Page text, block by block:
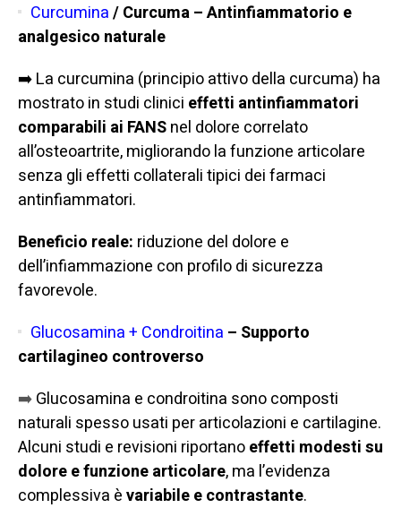
Curcumina/ Curcuma – Antinfiammatorio e
analgesico naturale
➡️ La curcumina (principio attivo della curcuma) ha
mostrato in studi clinici effetti antinfiammatori
comparabili ai FANSnel dolore correlato
all’osteoartrite, migliorando la funzione articolare
senza gli effetti collaterali tipici dei farmaci
antinfiammatori.
Beneficio reale: riduzione del dolore e
dell’infiammazione con profilo di sicurezza
favorevole.
Glucosamina+ Condroitina – Supporto
cartilagineo controverso
➡️Glucosamina e condroitina sono composti
naturali spesso usati per articolazioni e cartilagine.
Alcuni studi e revisioni riportanoeffetti modesti su
dolore e funzione articolare, ma l’evidenza
complessiva èvariabile e contrastante.